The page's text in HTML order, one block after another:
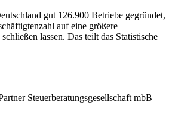
gut 126.900 Betriebe gegründet,
auf eine größere
lassen. Das teilt das Statistische
Steuerberatungsgesellschaft mbB